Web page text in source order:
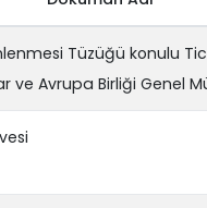
Tüzüğü konulu
ve Avrupa Birliği Genel